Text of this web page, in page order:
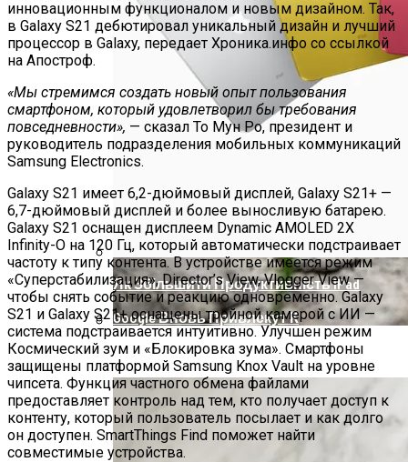
Ученые Назвали Новую Смертельную
Угрозу Для Человечества
Як Збільшити Продуктивність IPad
Google Вновь Привлекут К
Ответственности За Повторное
Неудаление Запрещённых Материалов
инновационным функционалом и новым дизайном. Так,
в Galaxy S21 дебютировал уникальный дизайн и лучший
процессор в Galaxy, передает Хроника.инфо со ссылкой
на Апостроф.
«Мы стремимся создать новый опыт пользования
смартфоном, который удовлетворил бы требования
повседневности», — сказал То Мун Ро, президент и
руководитель подразделения мобильных коммуникаций
Samsung Electronics.
Galaxy S21 имеет 6,2-дюймовый дисплей, Galaxy S21+ —
6,7-дюймовый дисплей и более выносливую батарею.
Galaxy S21 оснащен дисплеем Dynamic AMOLED 2X
Infinity-O на 120 Гц, который автоматически подстраивает
частоту к типу контента. В устройстве имеется режим
«Суперстабилизация», Director’s View, Vlogger View —
чтобы снять событие и реакцию одновременно. Galaxy
S21 и Galaxy S21+ оснащены тройной камерой с ИИ —
система подстраивается интуитивно. Улучшен режим
Космический зум и «Блокировка зума». Смартфоны
защищены платформой Samsung Knox Vault на уровне
чипсета. Функция частного обмена файлами
предоставляет контроль над тем, кто получает доступ к
контенту, который пользователь посылает и как долго
он доступен. SmartThings Find поможет найти
совместимые устройства.